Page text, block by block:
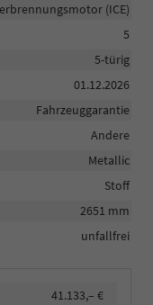
(ICE)
5
5-türig
01.12.2026
Fahrzeuggarantie
Andere
Metallic
Stoff
2651 mm
unfallfrei
41.133,– €